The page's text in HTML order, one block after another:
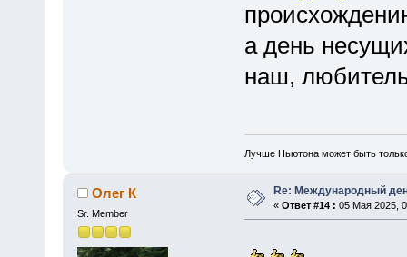
а день
наш,
Лучше Ньютона может быть
Олег К
Sr. Member
Re: Международный
« Ответ #14 : 05 Мая 2025,